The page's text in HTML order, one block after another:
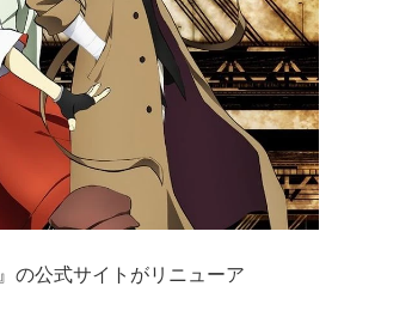
』の公式サイトがリニューア